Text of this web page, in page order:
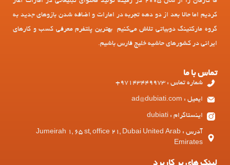
کردیم اما حالا بعد از دو دهه تجربه در امارات و اضافه شدن بازوهای جدید به
گروه مارکتینگ دوبیاتی تلاش می‌کنیم بهترین پلتفرم معرفی کسب و کارهای
ایرانی در کشورهای حاشیه خلیج فارس باشیم.
تماس با ما
شماره تماس : 97143449973+
ایمیل : ad@dubiati.com
اینستاگرام : dubiati
آدرس : Jumeirah 1, 65 st, office 21, Dubai United Arab
Emirates